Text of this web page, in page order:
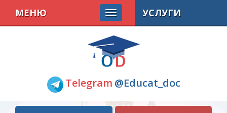
Telegram @Educat_doc
МЕНЮ УСЛУГИ